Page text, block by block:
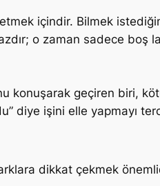
içindir. Bilmek
o zaman sadece boş
konuşarak geçiren biri,
diye işini elle yapmayı
dikkat çekmek